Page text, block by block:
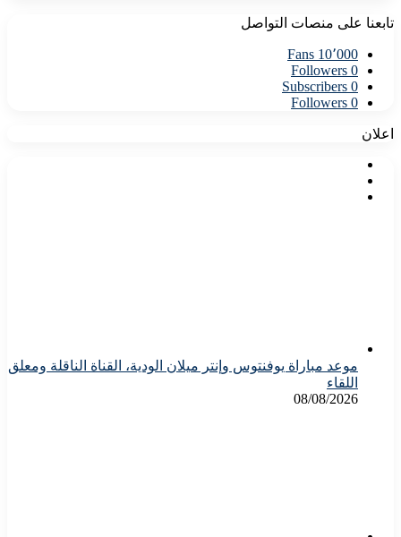
تابعنا على منصات التواصل
10٬000 Fans
0
Followers
0
Subscribers
0
Followers
اعلان
موعد مباراة يوفنتوس وإنتر ميلان الودية، القناة الناقلة ومعلق
اللقاء
08/08/2026